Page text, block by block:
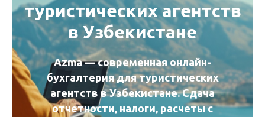
туристических агентств
в Узбекистане
Azma — современная онлайн-
бухгалтерия для туристических
агентств в Узбекистане. Сдача
отчетности, налоги, расчеты с